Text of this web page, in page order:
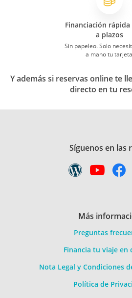
Financiación rápida
a plazos
Sin papeleo. Solo
a mano tu
Y además si reservas online te
directo en tu
Síguenos en las
Más
Preguntas
Financia tu viaje en
Nota Legal y Condiciones
Política de